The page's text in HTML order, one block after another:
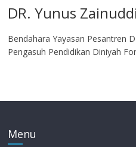
DR. Yunus
Bendahara Yayasan Pesantren
Pengasuh Pendidikan Diniyah
Menu